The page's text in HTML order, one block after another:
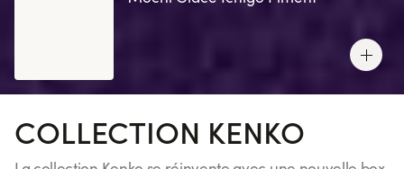
COLLECTION KENKO